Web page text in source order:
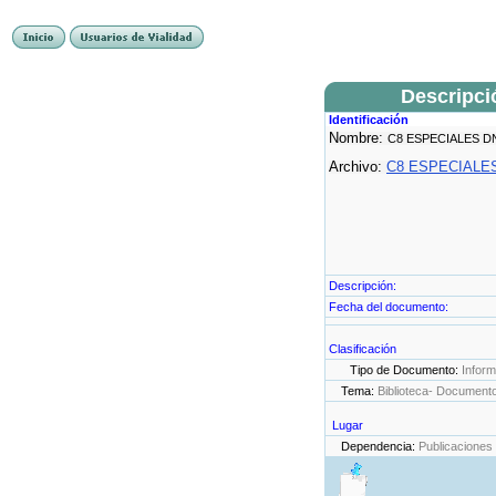
Identificación
Nombre: C8 ESPECIALES
Archivo: C8
Descripción:
Fecha del documento:
Clasificación
Tipo de Documento:
Tema: Biblioteca-
Lugar
Dependencia: